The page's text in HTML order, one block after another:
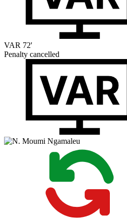
VAR 72'
Penalty cancelled